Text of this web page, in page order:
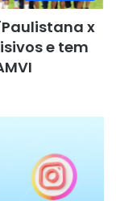
´Paulistana x
e tem